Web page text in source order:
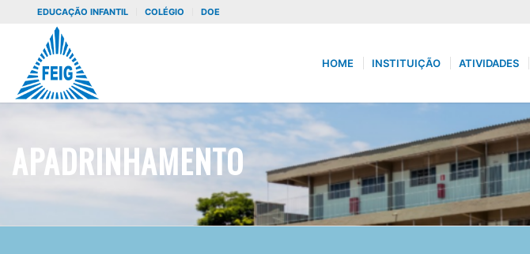
EDUCAÇÃO INFANTIL COLÉGIO DOE
HOME INSTITUIÇÃO ATIVIDADES
APADRINHAMENTO